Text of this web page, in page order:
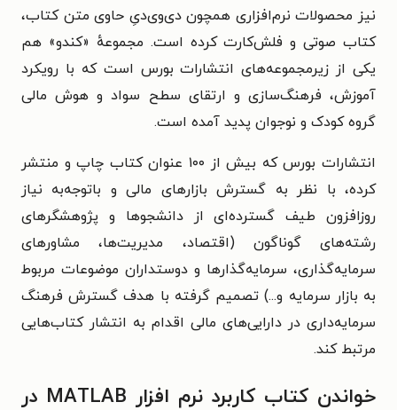
نیز محصولات نرم‌افزاری همچون دی‌وی‌دیِ حاوی متن کتاب،
کتاب صوتی و فلش‌کارت کرده است. مجموعهٔ «کندو» هم
یکی از زیرمجموعه‌های انتشارات بورس است که با رویکرد
آموزش، فرهنگ‌سازی و ارتقای سطح سواد و هوش مالی
گروه کودک و نوجوان پدید آمده است.
انتشارات بورس که بیش از ۱۰۰ عنوان کتاب چاپ و منتشر
کرده، با نظر به گسترش بازارهای مالی و باتوجه‌به نیاز
روزافزون طیف گسترده‌ای از دانشجوها و پژوهشگرهای
رشته‌های گوناگون (اقتصاد، مدیریت‌ها، مشاورهای
سرمایه‌گذاری، سرمایه‌گذارها و دوستداران موضوعات مربوط
به بازار سرمایه و...) تصمیم گرفته با هدف گسترش فرهنگ
سرمایه‌داری در دارایی‌های مالی اقدام به انتشار کتاب‌هایی
مرتبط کند.
خواندن کتاب کاربرد نرم افزار MATLAB در